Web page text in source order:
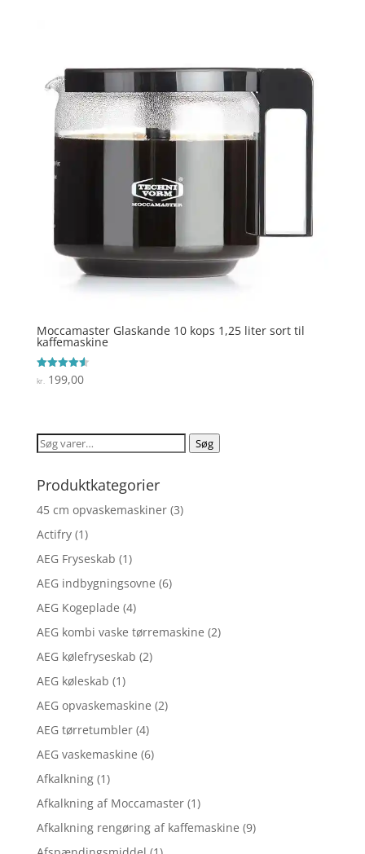
Moccamaster Glaskande 10 kops 1,25 liter sort til
kaffemaskine
Vurderet
4.6
kr.199,00
Søg
Søg
Produktkategorier
45 cm opvaskemaskiner (3)
Actifry (1)
AEG Fryseskab (1)
AEG indbygningsovne (6)
AEG Kogeplade (4)
AEG kombi vaske tørremaskine (2)
AEG kølefryseskab (2)
AEG køleskab (1)
AEG opvaskemaskine (2)
AEG tørretumbler (4)
AEG vaskemaskine (6)
Afkalkning (1)
Afkalkning af Moccamaster (1)
Afkalkning rengøring af kaffemaskine (9)